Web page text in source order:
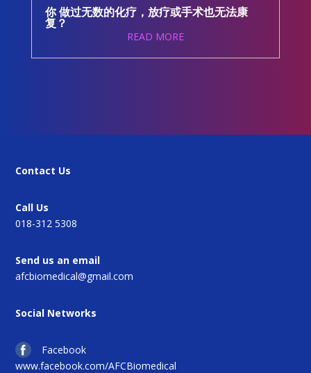
你 做过无数的化疗，放疗或手术也无法康
复？
READ MORE
Contact Us
Call Us
018-312 5308
Send us an email
afcbiomedical@gmail.com
Social Networks
Facebook
www.facebook.com/AFCBiomedical